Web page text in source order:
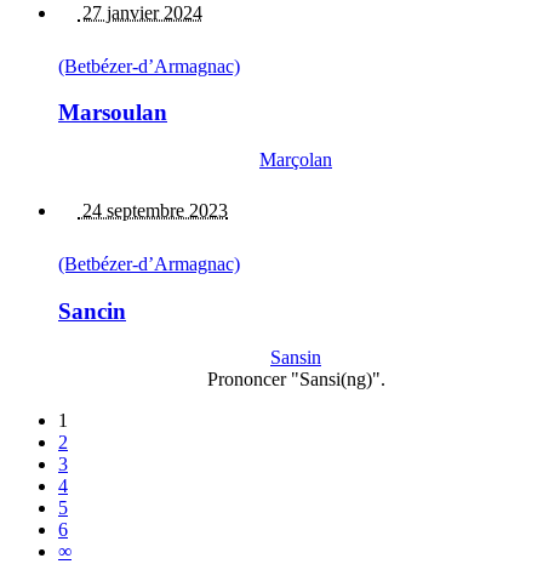
27 janvier 2024
(Betbézer-d’Armagnac)
Marsoulan
Marçolan
24 septembre 2023
(Betbézer-d’Armagnac)
Sancin
Sansin
Prononcer "Sansi(ng)".
1
2
3
4
5
6
∞